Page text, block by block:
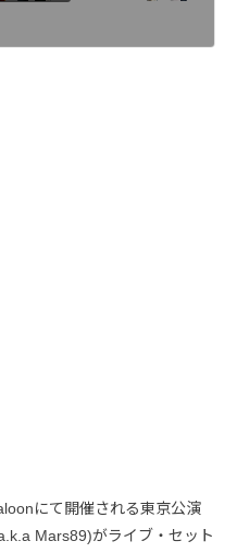
にて開催される東京公演
Mars89)がライブ・セット